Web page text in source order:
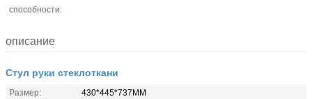
способности:
описание
Стул руки стеклоткани
Размер:
430*445*737ММ